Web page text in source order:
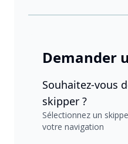
Demander
Souhaitez-vous
skipper ?
Sélectionnez un
votre navigation